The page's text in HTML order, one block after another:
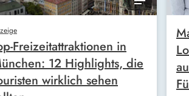
Freizeitattraktionen in
12 Highlights, die
wirklich sehen